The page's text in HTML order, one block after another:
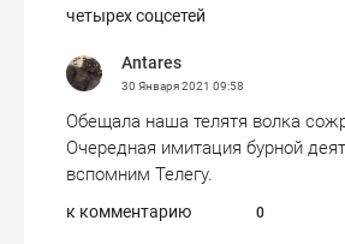
четырех соцсетей
Antares
30 Января 2021 09:58
Обещала наша телятя волка
Очередная имитация бурной
вспомним Телегу.
к комментарию 0